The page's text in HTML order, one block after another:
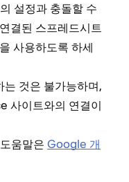
설정과 충돌할 수
결된 스프레드시트
사용하도록 하세
것은 불가능하며,
사이트와의 연결이
움말은 Google 개